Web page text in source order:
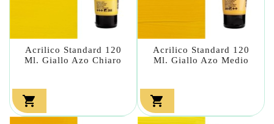
Acrilico Standard 120
Ml. Giallo Azo Chiaro

Acrilico Standard 120
Ml. Giallo Azo Medio
